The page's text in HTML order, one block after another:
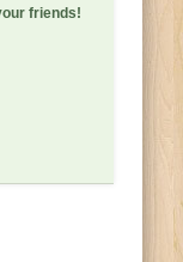
friends!